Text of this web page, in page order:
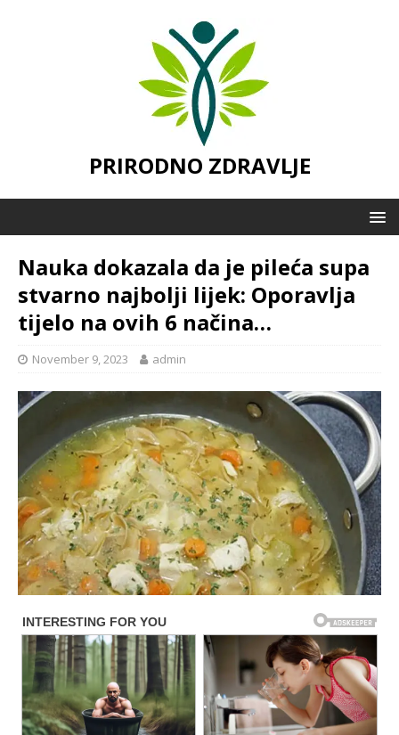
PRIRODNO ZDRAVLJE
Nauka dokazala da je pileća supa
stvarno najbolji lijek: Oporavlja
tijelo na ovih 6 načina…
November 9, 2023 admin